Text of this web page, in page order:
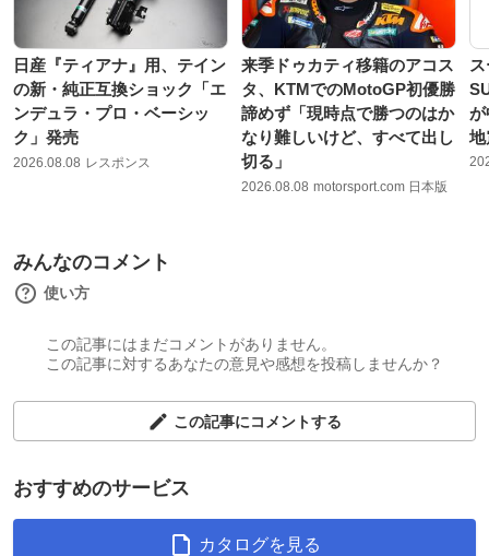
日産『ティアナ』用、テイン
の新・純正互換ショック「エ
ンデュラ・プロ・ベーシッ
ク」発売
2026.08.08 レスポンス
来季ドゥカティ移籍のアコス
タ、KTMでのMotoGP初優勝
諦めず「現時点で勝つのはか
なり難しいけど、すべて出し
切る」
2026.08.08 motorsport.com 日本版
が
地
みんなのコメント
使い方
この記事にはまだコメントがありません。
この記事に対するあなたの意見や感想を投稿しませんか？
この記事にコメントする
おすすめのサービス
カタログを見る